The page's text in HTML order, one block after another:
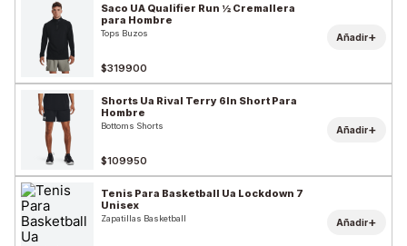
Saco UA Qualifier Run ½ Cremallera
para Hombre
Tops Buzos
$319900
Añadir+
Shorts Ua Rival Terry 6In Short Para
Hombre
Bottoms Shorts
$109950
Añadir+
Tenis Para Basketball Ua Lockdown 7
Unisex
Zapatillas Basketball Añadir+